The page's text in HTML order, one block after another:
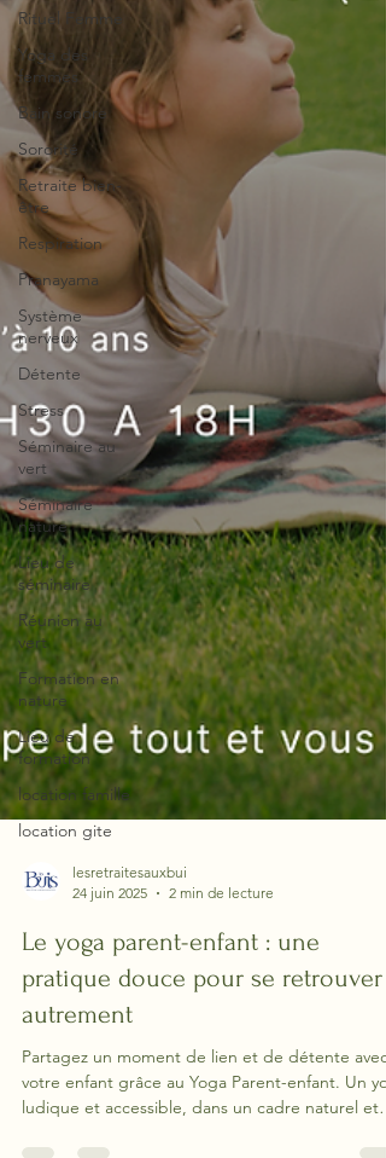
Rituel Femme
Yoga des
femmes
Bain sonore
Sororité
Retraite bien-
être
Respiration
Pranayama
Système
nerveux
Détente
Stress
Séminaire au
vert
Séminaire
nature
Lieu de
séminaire
Réunion au
vert
Formation en
nature
Lieu de
formation
location famille
location gite
2 min de lecture
Le yoga parent-enfant : une
pratique douce pour se retrouver
autrement
Partagez un moment de lien et de détente avec
votre enfant grâce au Yoga Parent-enfant. Un
ludique et accessible, dans un cadre naturel et